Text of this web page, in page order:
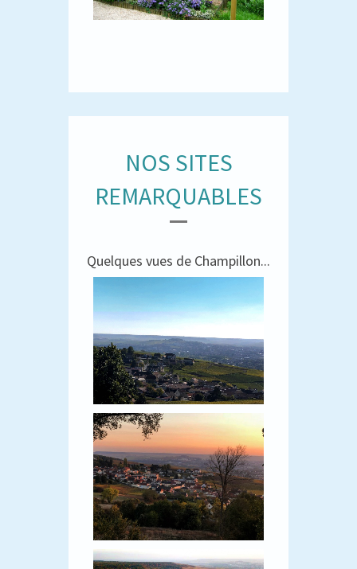
NOS SITES
REMARQUABLES
Quelques vues de Champillon...